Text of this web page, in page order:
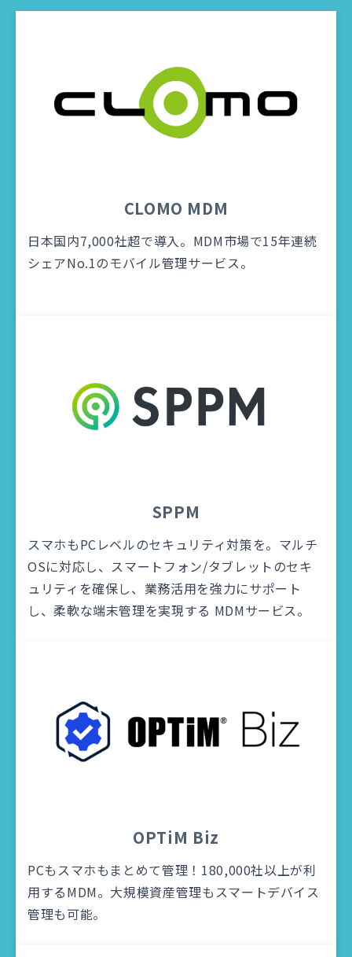
CLOMO MDM
日本国内7,000社超で導入。MDM市場で15年連続
シェアNo.1のモバイル管理サービス。
SPPM
スマホもPCレベルのセキュリティ対策を。マルチ
OSに対応し、スマートフォン/タブレットのセキ
ュリティを確保し、業務活用を強力にサポート
し、柔軟な端末管理を実現する MDMサービス。
OPTiM Biz
PCもスマホもまとめて管理！180,000社以上が利
用するMDM。大規模資産管理もスマートデバイス
管理も可能。